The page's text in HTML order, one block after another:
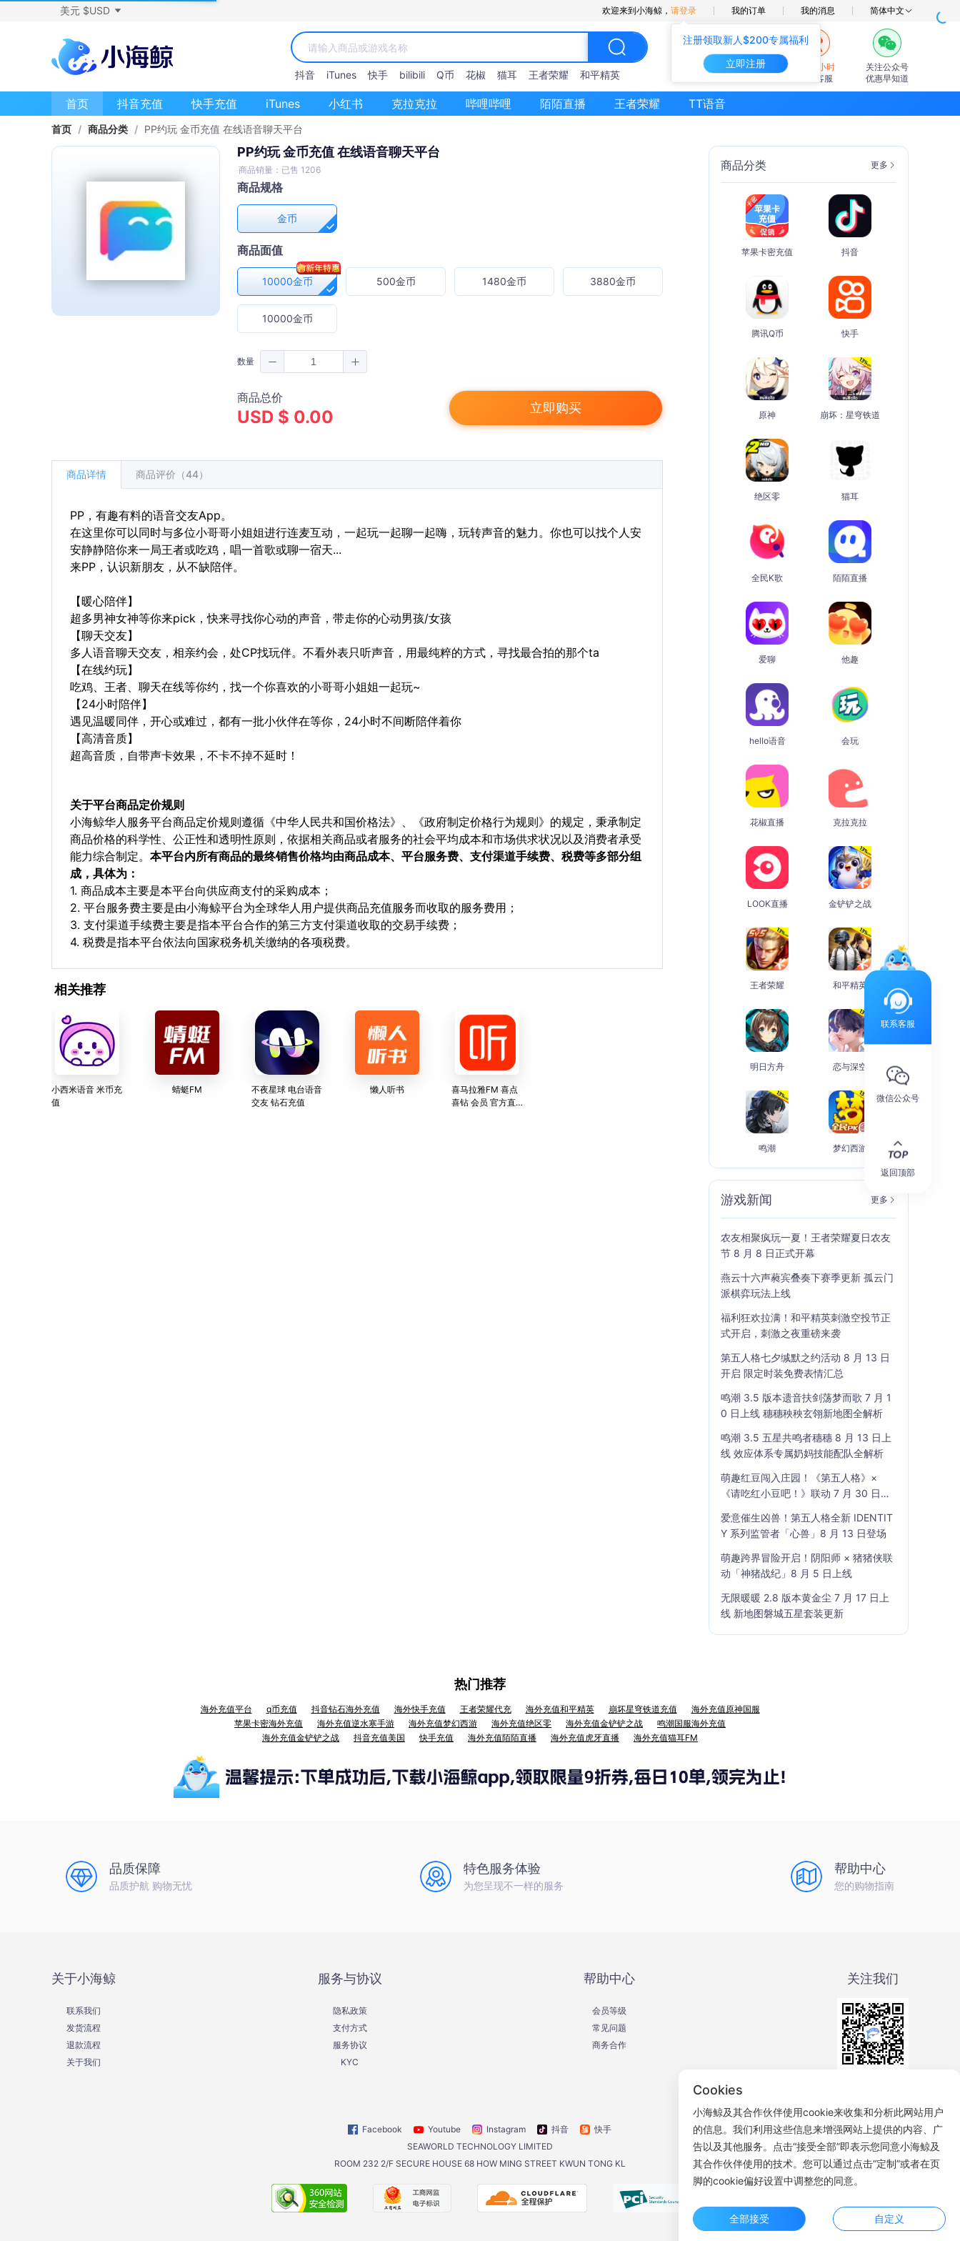
注册领取新人$200专属福利
立即注册
美元 $USD 欢迎来到小海鲸， 请登录 我的订单 我的消息 简体中文
抖音 iTunes 快手 bilibili Q币 花椒 猫耳 王者荣耀 和平精英
7×24小时
在线客服
关注公众号
优惠早知道
首页 抖音充值 快手充值 iTunes 小红书 克拉克拉 哔哩哔哩 陌陌直播 王者荣耀 TT语音
首页 / 商品分类 / PP约玩 金币充值 在线语音聊天平台
PP约玩 金币充值 在线语音聊天平台
商品销量：已售 1206
商品规格
金币
商品面值
10000金币 500金币 1480金币 3880金币
10000金币
数量
商品总价
USD $ 0.00 立即购买
商品详情 商品评价（44）
PP，有趣有料的语音交友App。
在这里你可以同时与多位小哥哥小姐姐进行连麦互动，一起玩一起聊一起嗨，玩转声音的魅力。你也可以找个人安
安静静陪你来一局王者或吃鸡，唱一首歌或聊一宿天...
来PP，认识新朋友，从不缺陪伴。
【暖心陪伴】
超多男神女神等你来pick，快来寻找你心动的声音，带走你的心动男孩/女孩
【聊天交友】
多人语音聊天交友，相亲约会，处CP找玩伴。不看外表只听声音，用最纯粹的方式，寻找最合拍的那个ta
【在线约玩】
吃鸡、王者、聊天在线等你约，找一个你喜欢的小哥哥小姐姐一起玩~
【24小时陪伴】
遇见温暖同伴，开心或难过，都有一批小伙伴在等你，24小时不间断陪伴着你
【高清音质】
超高音质，自带声卡效果，不卡不掉不延时！
关于平台商品定价规则
小海鲸华人服务平台商品定价规则遵循《中华人民共和国价格法》、《政府制定价格行为规则》的规定，秉承制定
商品价格的科学性、公正性和透明性原则，依据相关商品或者服务的社会平均成本和市场供求状况以及消费者承受
能力综合制定。 本平台内所有商品的最终销售价格均由商品成本、平台服务费、支付渠道手续费、税费等多部分组
成，具体为：
1. 商品成本主要是本平台向供应商支付的采购成本；
2. 平台服务费主要是由小海鲸平台为全球华人用户提供商品充值服务而收取的服务费用；
3. 支付渠道手续费主要是指本平台合作的第三方支付渠道收取的交易手续费；
4. 税费是指本平台依法向国家税务机关缴纳的各项税费。
相关推荐
小西米语音 米币充
值
蜻蜓FM
不夜星球 电台语音
交友 钻石充值
懒人听书
喜马拉雅FM 喜点
喜钻 会员 官方直
商品分类 更多
苹果卡密充值 抖音
腾讯Q币 快手
原神 崩坏：星穹铁道
绝区零 猫耳
全民K歌 陌陌直播
爱聊 他趣
hello语音 会玩
花椒直播 克拉克拉
LOOK直播 金铲铲之战
王者荣耀 和平精英
明日方舟 恋与深空
鸣潮 梦幻西游
游戏新闻 更多
农友相聚疯玩一夏！王者荣耀夏日农友
节 8 月 8 日正式开幕
燕云十六声蕤宾叠奏下赛季更新 孤云门
派棋弈玩法上线
福利狂欢拉满！和平精英刺激空投节正
式开启，刺激之夜重磅来袭
第五人格七夕缄默之约活动 8 月 13 日
开启 限定时装免费表情汇总
鸣潮 3.5 版本遗音扶剑荡梦而歌 7 月 1
0 日上线 穗穗秧秧玄翎新地图全解析
鸣潮 3.5 五星共鸣者穗穗 8 月 13 日上
线 效应体系专属奶妈技能配队全解析
萌趣红豆闯入庄园！《第五人格》×
《请吃红小豆吧！》联动 7 月 30 日开
爱意催生凶兽！第五人格全新 IDENTIT
Y 系列监管者「心兽」8 月 13 日登场
萌趣跨界冒险开启！阴阳师 × 猪猪侠联
动「神猪战纪」8 月 5 日上线
无限暖暖 2.8 版本黄金尘 7 月 17 日上
线 新地图磐城五星套装更新
热门推荐
海外充值平台 q币充值 抖音钻石海外充值 海外快手充值 王者荣耀代充 海外充值和平精英 崩坏星穹铁道充值
海外充值原神国服
苹果卡密海外充值
海外充值逆水寒手游 海外充值梦幻西游 海外充值绝区零 海外充值金铲铲之战
鸣潮国服海外充值
海外充值金铲铲之战
抖音充值美国 快手充值 海外充值陌陌直播 海外充值虎牙直播 海外充值猫耳FM
品质保障
品质护航 购物无忧
特色服务体验
为您呈现不一样的服务
帮助中心
您的购物指南
关于小海鲸
联系我们
发货流程
退款流程
关于我们
服务与协议
隐私政策
支付方式
服务协议
KYC
帮助中心
会员等级
常见问题
商务合作
关注我们
Facebook Youtube Instagram 抖音
快手
SEAWORLD TECHNOLOGY LIMITED
ROOM 232 2/F SECURE HOUSE 68 HOW MING STREET KWUN TONG KL
联系客服
微信公众号
返回顶部
Cookies
小海鲸及其合作伙伴使用cookie来收集和分析此网站用户
的信息。我们利用这些信息来增强网站上提供的内容、广
告以及其他服务。点击“接受全部”即表示您同意小海鲸及
其合作伙伴使用的技术。您可以通过点击“定制”或者在页
脚的cookie偏好设置中调整您的同意。
全部接受 自定义